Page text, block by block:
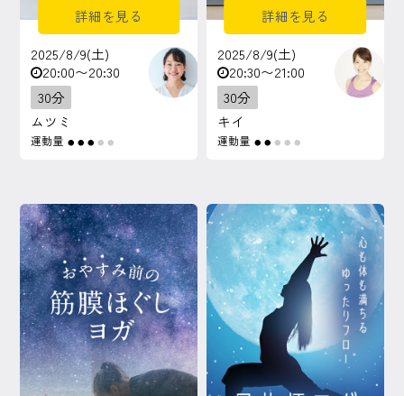
詳細を見る
2025/8/9(土)
20:00〜20:30
30分
ムツミ
運動量 ● ● ● ● ●
詳細を見る
2025/8/9(土)
20:30〜21:00
30分
キイ
運動量 ● ● ● ● ●